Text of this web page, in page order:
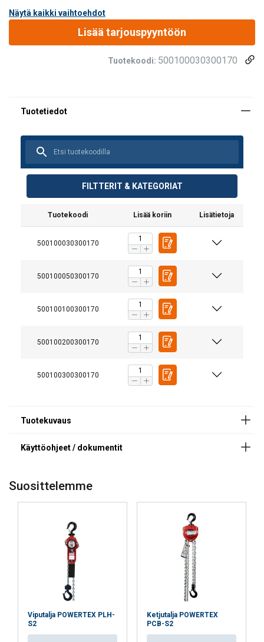
Näytä kaikki vaihtoehdot
Lisää tarjouspyyntöön
Tuotekoodi: 500100030300170
FILTTERIT & KATEGORIAT
Tuotekoodi Lisää koriin Lisätietoja
500100030300170
500100050300170
500100100300170
500100200300170
500100300300170
Merkintä:
Lämpötila-alue:
Pintakäsittely:
Käyttöohjeet
User Manual Powertex Chain Block PACB-S1
Suosittelemme
Viputalja POWERTEX PLH-
S2
Ketjutalja POWERTEX
PCB-S2FINNISH